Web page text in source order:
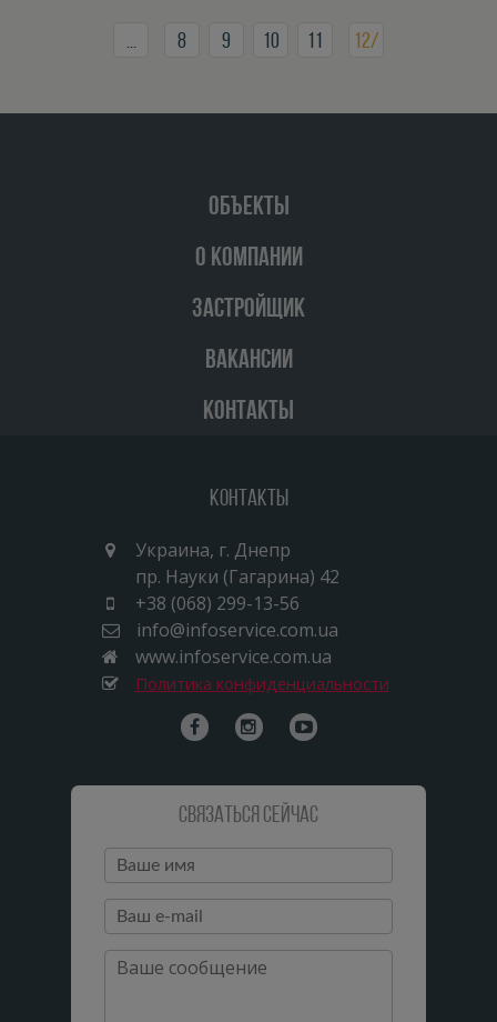
8 9 10 11 12/
ОБЪЕКТЫ
О КОМПАНИИ
ЗАСТРОЙЩИК
ВАКАНСИИ
КОНТАКТЫ
Контакты
Украина, г. Днепр
пр. Науки (Гагарина) 42
+38 (068) 299-13-56
info@infoservice.com.ua
www.infoservice.com.ua
Политика конфиденциальности
Связаться сейчас